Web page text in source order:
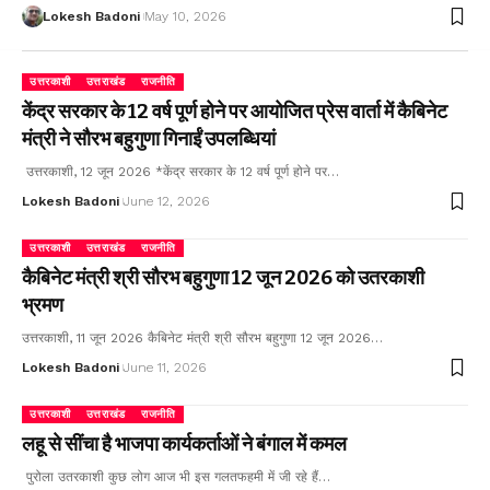
Lokesh Badoni May 10, 2026
उत्तरकाशी उत्तराखंड राजनीति
केंद्र सरकार के 12 वर्ष पूर्ण होने पर आयोजित प्रेस वार्ता में कैबिनेट
मंत्री ने सौरभ बहुगुणा गिनाईं उपलब्धियां
उत्तरकाशी, 12 जून 2026 *केंद्र सरकार के 12 वर्ष पूर्ण होने पर…
Lokesh Badoni June 12, 2026
उत्तरकाशी उत्तराखंड राजनीति
कैबिनेट मंत्री श्री सौरभ बहुगुणा 12 जून 2026 को उतरकाशी
भ्रमण
उत्तरकाशी, 11 जून 2026 कैबिनेट मंत्री श्री सौरभ बहुगुणा 12 जून 2026…
Lokesh Badoni June 11, 2026
उत्तरकाशी उत्तराखंड राजनीति
लहू से सींचा है भाजपा कार्यकर्ताओं ने बंगाल में कमल
पुरोला उतरकाशी कुछ लोग आज भी इस गलतफहमी में जी रहे हैं…